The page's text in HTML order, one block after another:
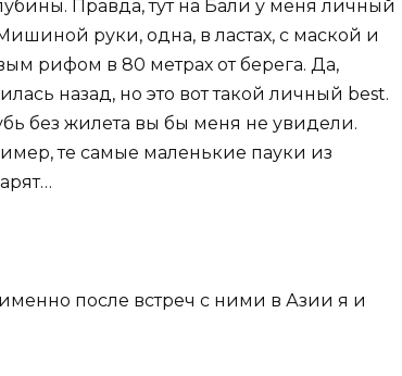
Правда, тут на Бали у меня личный
руки, одна, в ластах, с маской и
рифом в 80 метрах от берега. Да,
назад, но это вот такой личный best.
без жилета вы бы меня не увидели.
те самые маленькие пауки из
после встреч с ними в Азии я и